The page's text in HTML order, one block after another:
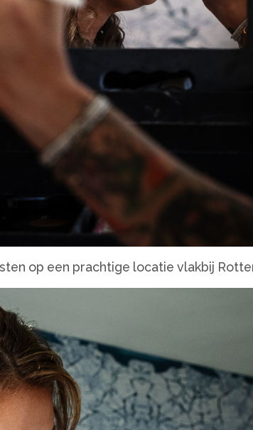
op een prachtige locatie vlakbij